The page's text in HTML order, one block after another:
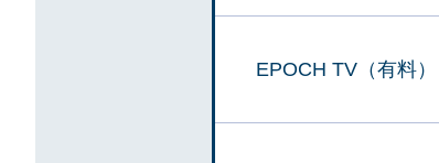
EPOCH TV（有料）